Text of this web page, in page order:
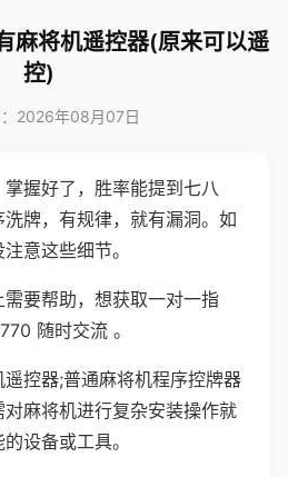
麻将机遥控器(原来可以遥
控)
2026年08月07日
握好了，胜率能提到七八
牌，有规律，就有漏洞。如
意这些细节。
要帮助，想获取一对一指
随时交流 。
控器;普通麻将机程序控牌器
麻将机进行复杂安装操作就
设备或工具。